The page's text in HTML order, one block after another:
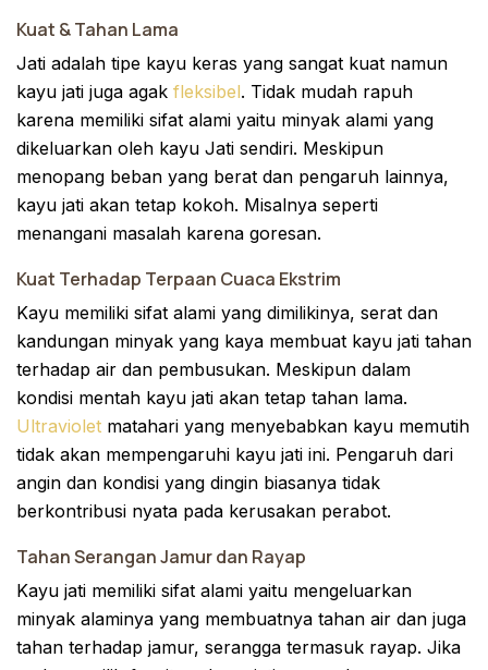
Kuat & Tahan Lama
Jati adalah tipe kayu keras yang sangat kuat namun
kayu jati juga agak fleksibel. Tidak mudah rapuh
karena memiliki sifat alami yaitu minyak alami yang
dikeluarkan oleh kayu Jati sendiri. Meskipun
menopang beban yang berat dan pengaruh lainnya,
kayu jati akan tetap kokoh. Misalnya seperti
menangani masalah karena goresan.
Kuat Terhadap Terpaan Cuaca Ekstrim
Kayu memiliki sifat alami yang dimilikinya, serat dan
kandungan minyak yang kaya membuat kayu jati tahan
terhadap air dan pembusukan. Meskipun dalam
kondisi mentah kayu jati akan tetap tahan lama.
Ultraviolet matahari yang menyebabkan kayu memutih
tidak akan mempengaruhi kayu jati ini. Pengaruh dari
angin dan kondisi yang dingin biasanya tidak
berkontribusi nyata pada kerusakan perabot.
Tahan Serangan Jamur dan Rayap
Kayu jati memiliki sifat alami yaitu mengeluarkan
minyak alaminya yang membuatnya tahan air dan juga
tahan terhadap jamur, serangga termasuk rayap. Jika